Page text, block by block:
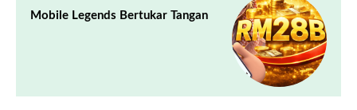
Mobile Legends Bertukar Tangan